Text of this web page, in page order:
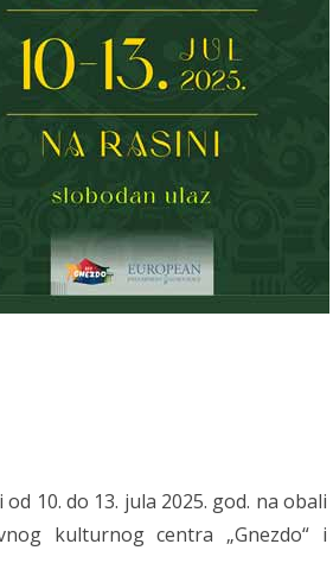
10. do 13. jula 2025. god. na obali
kulturnog centra „Gnezdo“ i